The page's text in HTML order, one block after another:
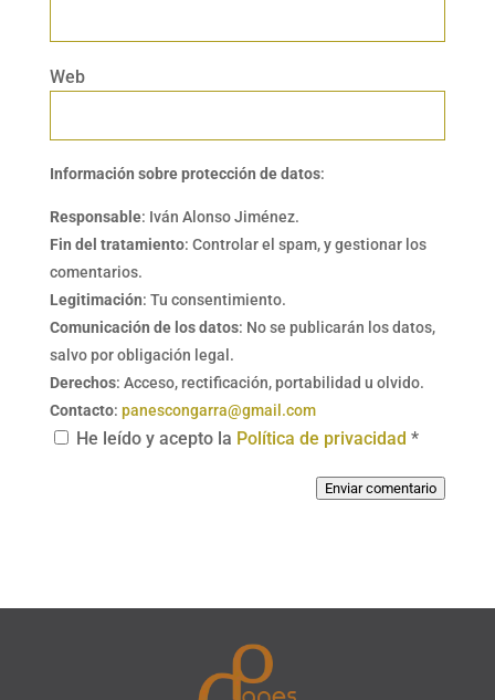
Web
Información sobre protección de datos:
Responsable: Iván Alonso Jiménez.
Fin del tratamiento: Controlar el spam, y gestionar los
comentarios.
Legitimación: Tu consentimiento.
Comunicación de los datos: No se publicarán los datos,
salvo por obligación legal.
Derechos: Acceso, rectificación, portabilidad u olvido.
Contacto: panescongarra@gmail.com
He leído y acepto la Política de privacidad *
Enviar comentario